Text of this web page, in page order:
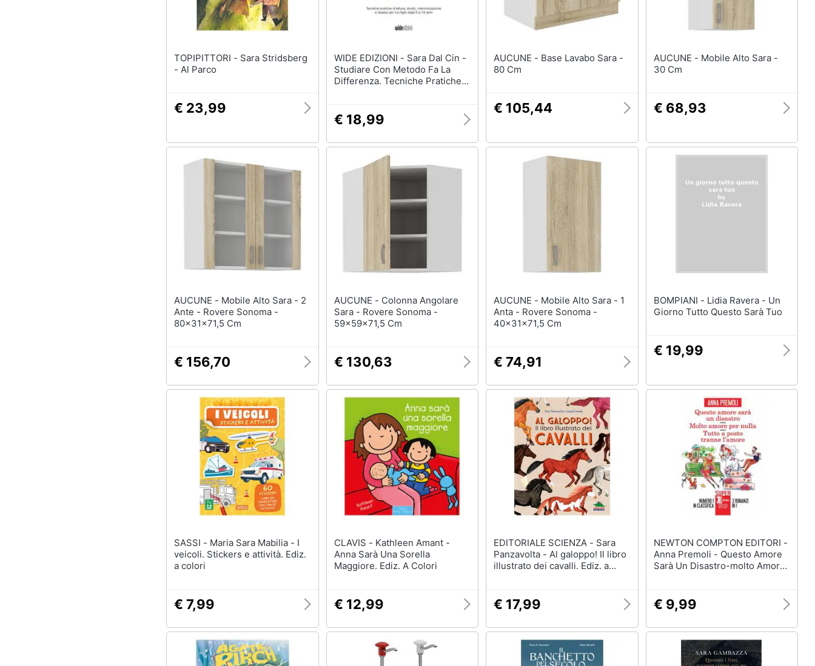
TOPIPITTORI - Sara Stridsberg
- Al Parco
€ 23,99
WIDE EDIZIONI - Sara Dal Cin -
Studiare Con Metodo Fa La
Differenza. Tecniche Pratiche
Tuo Figlio Dagli 8 Ai 18 Anni.
Nuova Ediz.
€ 18,99
AUCUNE - Base Lavabo Sara -
80 Cm
€ 105,44
AUCUNE - Mobile Alto Sara -
30 Cm
€ 68,93
AUCUNE - Mobile Alto Sara - 2
Ante - Rovere Sonoma -
80x31x71,5 Cm
€ 156,70
AUCUNE - Colonna Angolare
Sara - Rovere Sonoma -
59x59x71,5 Cm
€ 130,63
AUCUNE - Mobile Alto Sara - 1
Anta - Rovere Sonoma -
40x31x71,5 Cm
€ 74,91
BOMPIANI - Lidia Ravera - Un
Giorno Tutto Questo Sarà Tuo
€ 19,99
SASSI - Maria Sara Mabilia - I
veicoli. Stickers e attività. Ediz.
a colori
€ 7,99
CLAVIS - Kathleen Amant -
Anna Sarà Una Sorella
Maggiore. Ediz. A Colori
€ 12,99
EDITORIALE SCIENZA - Sara
Panzavolta - Al galoppo! Il libro
illustrato dei cavalli. Ediz. a
€ 17,99
NEWTON COMPTON EDITORI -
Anna Premoli - Questo Amore
Sarà Un Disastro-molto Amore
€ 9,99